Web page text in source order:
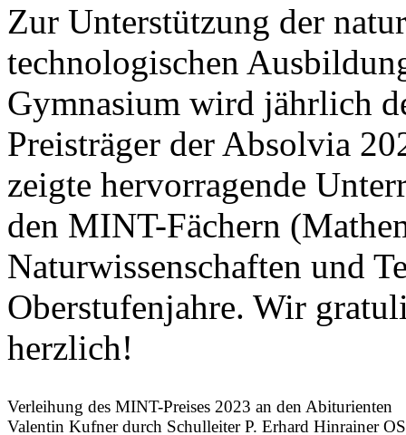
Zur Unterstützung der
technologischen
Gymnasium wird jährlich
Preisträger der Absolvia
zeigte hervorragende
den MINT-Fächern
Naturwissenschaften und
Oberstufenjahre. Wir
herzlich!
Verleihung des MINT-Preises 2023 an den Abiturienten
Valentin Kufner durch Schulleiter P. Erhard Hinrainer